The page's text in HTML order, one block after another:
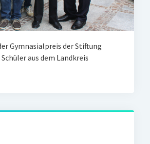
Gymnasialpreis der Stiftung
aus dem Landkreis